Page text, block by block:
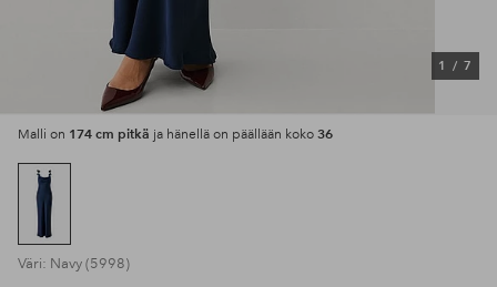
1 / 7
Malli on 174 cm pitkä ja hänellä on päällään koko 36
Väri: Navy (5998)